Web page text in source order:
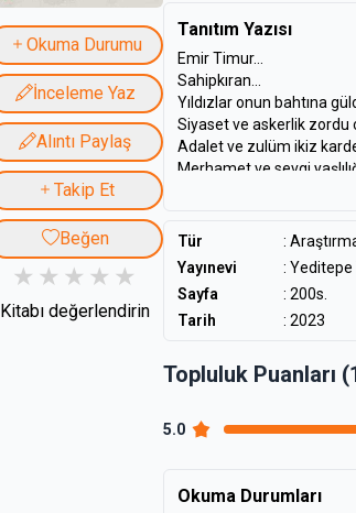
Okuma Durumu
İnceleme Yaz
Alıntı Paylaş
Takip Et
Beğen
Kitabı değerlendirin
Tanıtım Yazısı
Emir Timur...
Sahipkıran...
Yıldızlar onun bahtına
Siyaset ve askerlik zordu
Adalet ve zulüm ikiz
Merhamet ve sevgi
göründü ahalinin
Benzersiz bir yönetme
biri olan Emir Timur’a
Tür :
Yayınevi
: Yeditepe
Sayfa
: 200s.
Tarih
: 2023
Topluluk Puanları
5.0
Okuma Durumları